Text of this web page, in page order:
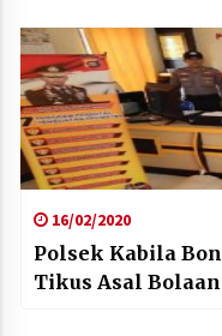
16/02/2020
Polsek Kabila
Tikus Asal